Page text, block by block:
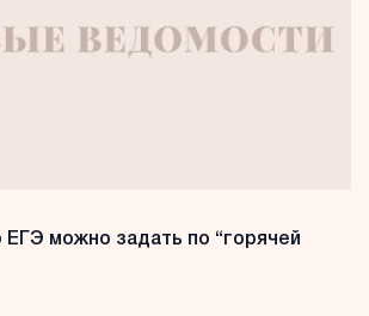
ЕГЭ можно задать по “горячей